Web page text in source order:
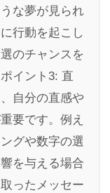
な夢が見られ
行動を起こし
のチャンスを
イント3: 直
自分の直感や
要です。例え
グや数字の選
を与える場合
ったメッセー